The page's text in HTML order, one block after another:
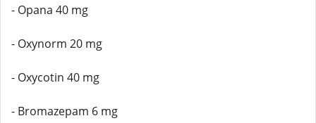
- Opana 40 mg
- Oxynorm 20 mg
- Oxycotin 40 mg
- Bromazepam 6 mg